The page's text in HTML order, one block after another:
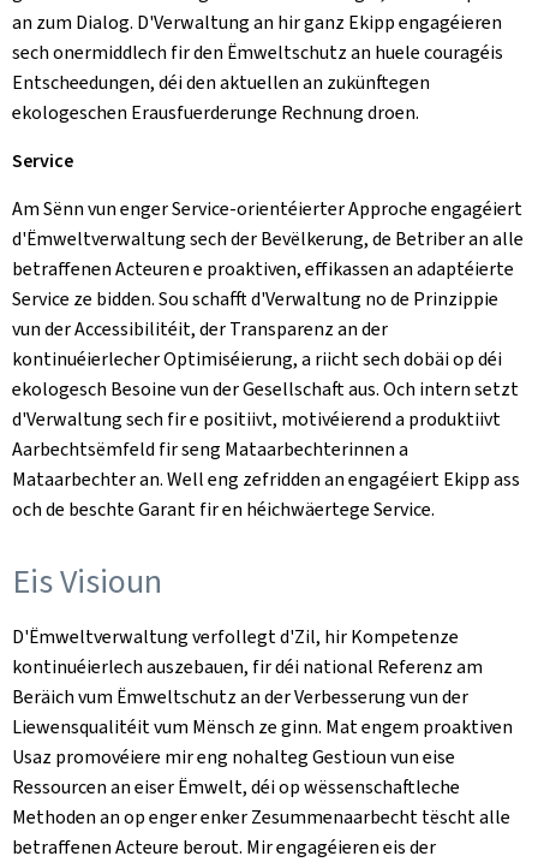
an zum Dialog. D'Verwaltung an hir ganz Ekipp engagéieren
sech onermiddlech fir den Ëmweltschutz an huele couragéis
Entscheedungen, déi den aktuellen an zukünftegen
ekologeschen Erausfuerderunge Rechnung droen.
Service
Am Sënn vun enger Service-orientéierter Approche engagéiert
d'Ëmweltverwaltung sech der Bevëlkerung, de Betriber an alle
betraffenen Acteuren e proaktiven, effikassen an adaptéierte
Service ze bidden. Sou schafft d'Verwaltung no de Prinzippie
vun der Accessibilitéit, der Transparenz an der
kontinuéierlecher Optimiséierung, a riicht sech dobäi op déi
ekologesch Besoine vun der Gesellschaft aus. Och intern setzt
d'Verwaltung sech fir e positiivt, motivéierend a produktiivt
Aarbechtsëmfeld fir seng Mataarbechterinnen a
Mataarbechter an. Well eng zefridden an engagéiert Ekipp ass
och de beschte Garant fir en héichwäertege Service.
Eis Visioun
D'Ëmweltverwaltung verfollegt d'Zil, hir Kompetenze
kontinuéierlech auszebauen, fir déi national Referenz am
Beräich vum Ëmweltschutz an der Verbesserung vun der
Liewensqualitéit vum Mënsch ze ginn. Mat engem proaktiven
Usaz promovéiere mir eng nohalteg Gestioun vun eise
Ressourcen an eiser Ëmwelt, déi op wëssenschaftleche
Methoden an op enger enker Zesummenaarbecht tëscht alle
betraffenen Acteure berout. Mir engagéieren eis der